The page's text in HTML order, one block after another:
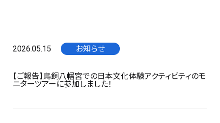
2026.05.15 お知らせ
【ご報告】鳥飼八幡宮での日本文化体験アクティビティのモ
ニターツアーに参加しました！